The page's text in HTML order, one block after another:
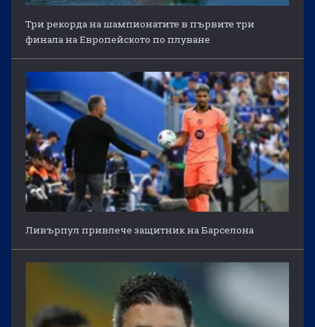
Три рекорда на шампионатите в първите три
финала на Европейското по плуване
Ливърпул привлече защитник на Барселона